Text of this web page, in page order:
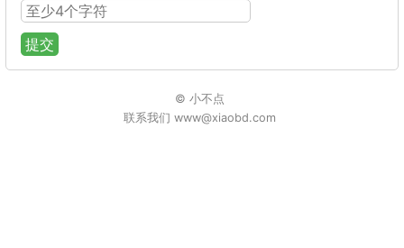
提交
© 小不点
联系我们 www@xiaobd.com